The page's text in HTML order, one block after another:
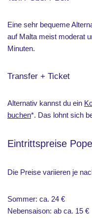
Eine sehr bequeme
auf Malta meist moderat
Minuten.
Transfer + Ticket
Alternativ kannst du ein
buchen*. Das lohnt sich
Eintrittspreise
Die Preise variieren je
Sommer: ca. 24 €
Nebensaison: ab ca. 15 €